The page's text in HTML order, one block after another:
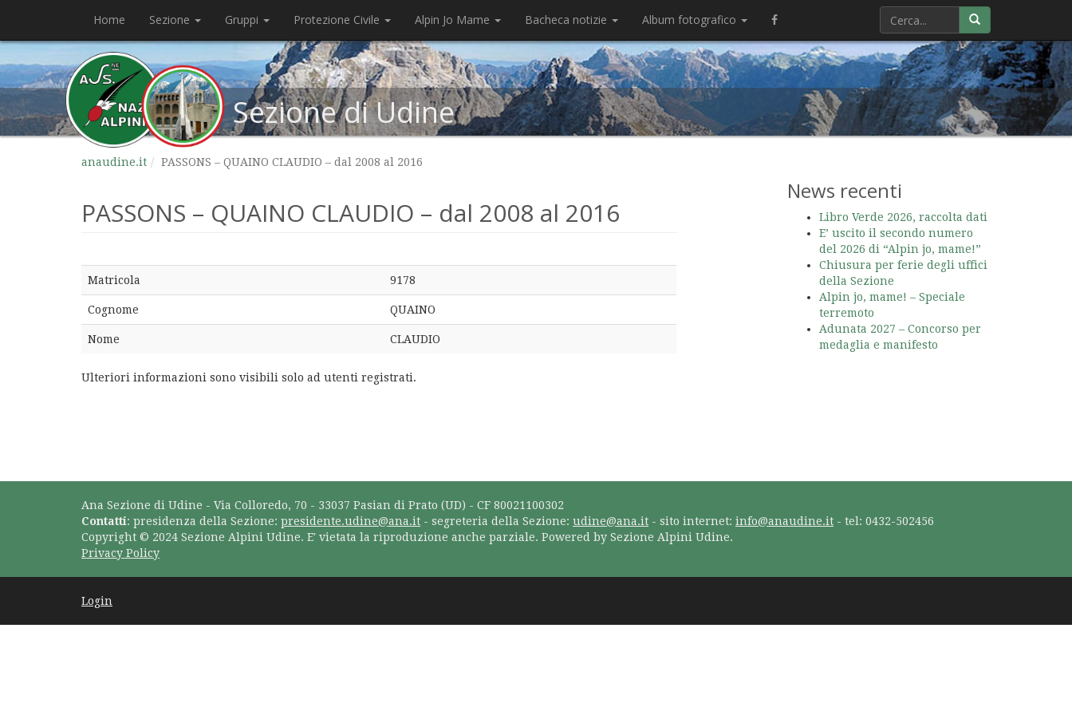
Home Sezione Gruppi Protezione Civile Alpin Jo Mame Bacheca notizie Album fotografico
Sezione di Udine
anaudine.it PASSONS – QUAINO CLAUDIO – dal 2008 al 2016
PASSONS – QUAINO CLAUDIO – dal 2008 al 2016
Matricola 9178
Cognome QUAINO
Nome CLAUDIO
Ulteriori informazioni sono visibili solo ad utenti registrati.
News recenti
Libro Verde 2026, raccolta dati
E’ uscito il secondo numero
del 2026 di “Alpin jo, mame!”
Chiusura per ferie degli uffici
della Sezione
Alpin jo, mame! – Speciale
terremoto
Adunata 2027 – Concorso per
medaglia e manifesto
Ana Sezione di Udine - Via Colloredo, 70 - 33037 Pasian di Prato (UD) - CF 80021100302
Contatti: presidenza della Sezione: presidente.udine@ana.it - segreteria della Sezione: udine@ana.it - sito internet: info@anaudine.it - tel: 0432-502456
Copyright © 2024 Sezione Alpini Udine. E' vietata la riproduzione anche parziale. Powered by Sezione Alpini Udine.
Privacy Policy
Login